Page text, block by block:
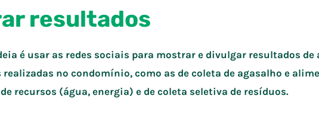
resultados
é usar as redes sociais para mostrar e divulgar resultados de
realizadas no condomínio, como as de coleta de agasalho e
recursos (água, energia) e de coleta seletiva de resíduos.